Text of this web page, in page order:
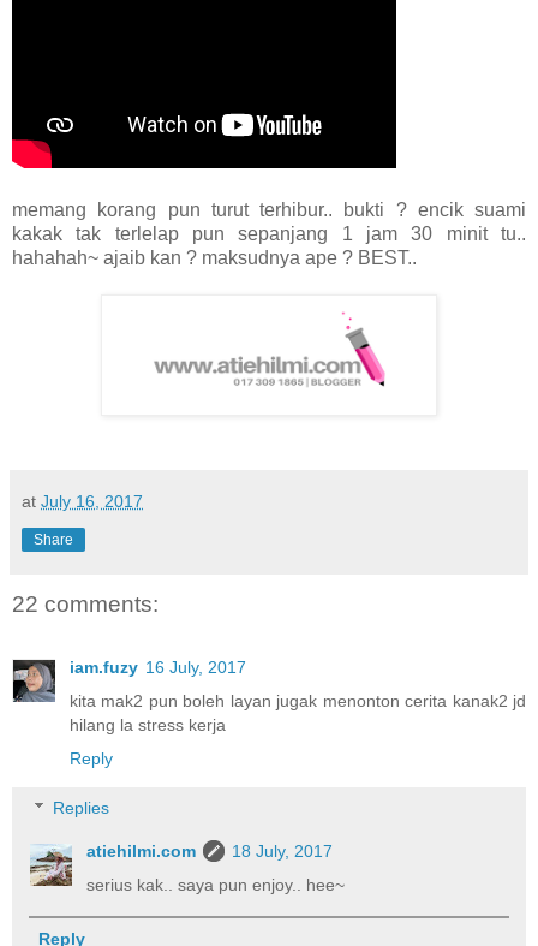
memang korang pun turut terhibur.. bukti ? encik suami
kakak tak terlelap pun sepanjang 1 jam 30 minit tu..
hahahah~ ajaib kan ? maksudnya ape ? BEST..
at July 16, 2017
Share
22 comments:
iam.fuzy 16 July, 2017
kita mak2 pun boleh layan jugak menonton cerita kanak2 jd
hilang la stress kerja
Reply
Replies
atiehilmi.com
18 July, 2017
serius kak.. saya pun enjoy.. hee~
Reply